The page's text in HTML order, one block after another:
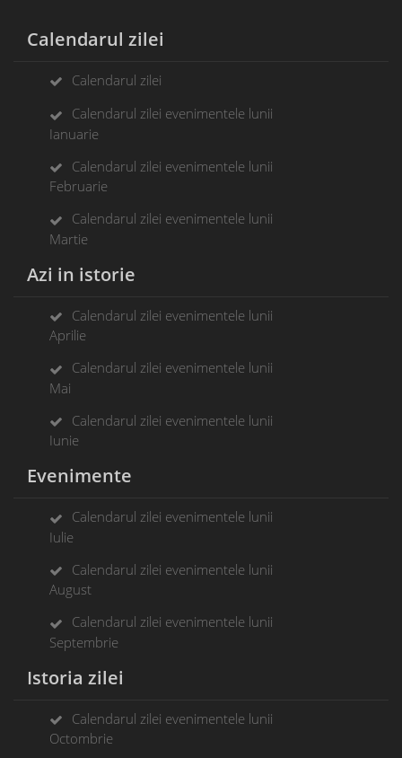
Calendarul zilei
Calendarul zilei
Calendarul zilei evenimentele lunii
Ianuarie
Calendarul zilei evenimentele lunii
Februarie
Calendarul zilei evenimentele lunii
Martie
Azi in istorie
Calendarul zilei evenimentele lunii
Aprilie
Calendarul zilei evenimentele lunii
Mai
Calendarul zilei evenimentele lunii
Iunie
Evenimente
Calendarul zilei evenimentele lunii
Iulie
Calendarul zilei evenimentele lunii
August
Calendarul zilei evenimentele lunii
Septembrie
Istoria zilei
Calendarul zilei evenimentele lunii
Octombrie